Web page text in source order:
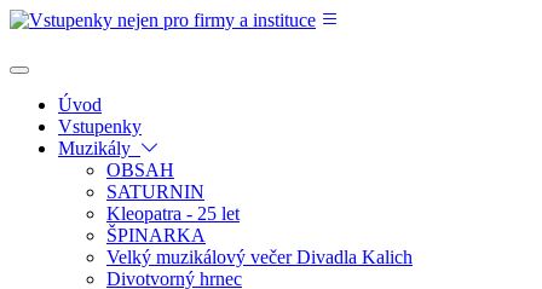
Úvod
Vstupenky
Muzikály
OBSAH
SATURNIN
Kleopatra - 25 let
ŠPINARKA
Velký muzikálový večer Divadla Kalich
Divotvorný hrnec